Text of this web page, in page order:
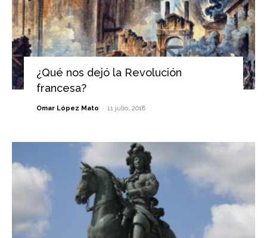
¿Qué nos dejó la Revolución
francesa?
Omar López Mato - 11 julio, 2018